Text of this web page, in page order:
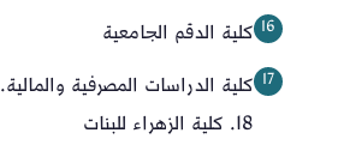
كلية الدقم الجامعية
كلية الدراسات المصرفية والمالية.
18. كلية الزهراء للبنات